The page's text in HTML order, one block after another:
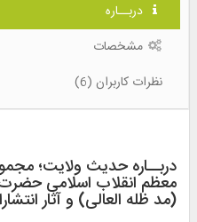
دربــاره
مشخصات
نظرات کاربران (6)
دربــاره حدیث ولایت؛
معظم انقلاب اسلامی
(مد ظله العالی) و آثار